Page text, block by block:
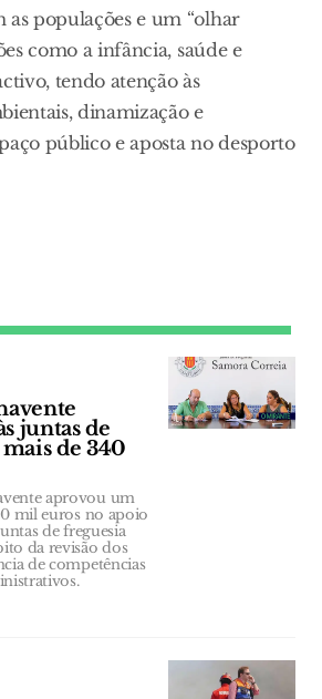
populações e um “olhar
como a infância, saúde e
tendo atenção às
dinamização e
público e aposta no desporto
juntas de
de 340
aprovou um
mil euros no apoio
de freguesia
da revisão dos
de competências